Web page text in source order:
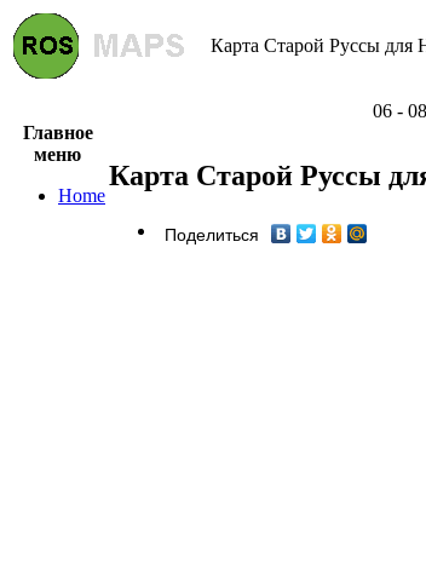
Карта Старой Руссы для
06 -
Главное
меню
Home
Карта Старой Руссы
Поделиться